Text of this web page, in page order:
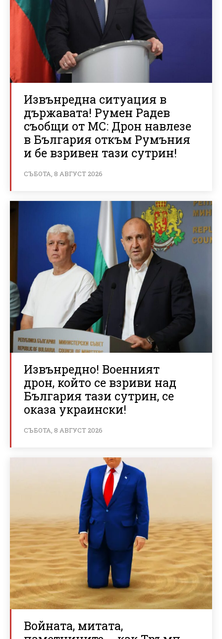
Извънредна ситуация в
държавата! Румен Радев
съобщи от МС: Дрон навлезе
в България откъм Румъния
и бе взривен тази сутрин!
СЪБОТА, 8 АВГУСТ 2026
Извънредно! Военният
дрон, който се взриви над
България тази сутрин, се
оказа украински!
СЪБОТА, 8 АВГУСТ 2026
Войната, митата,